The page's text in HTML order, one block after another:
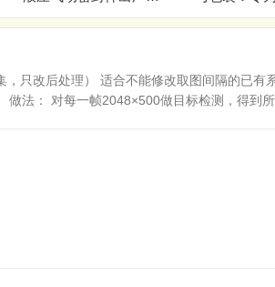
只改后处理） 适合不能修改取图间隔的已有
法： 对每一帧2048×500做目标检测，得到所